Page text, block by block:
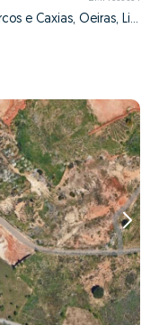
Oeiras e São Julião da Barra, Paço de Arcos e Caxias, Oeiras, Lisboa